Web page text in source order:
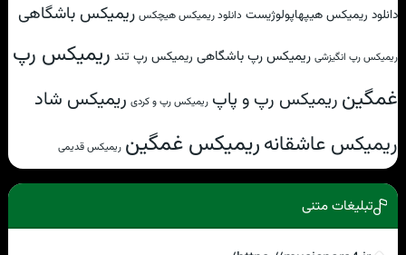
دانلود ریمیکس هیپهاپولوژیست دانلود ریمیکس هیچکس ریمیکس باشگاهی
ریمیکس رپ انگیزشی ریمیکس رپ باشگاهی ریمیکس رپ تند ریمیکس رپ
غمگین ریمیکس رپ و پاپ ریمیکس رپ و کردی ریمیکس شاد
ریمیکس عاشقانهریمیکس غمگین ریمیکس قدیمی
تبلیغات متنی